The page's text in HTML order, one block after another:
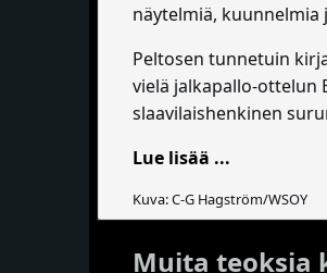
näytelmiä, kuunnelmia
Peltosen tunnetuin
vielä jalkapallo-ottelun
slaavilaishenkinen
Lue lisää ...
Kuva: C-G Hagström/WSOY
Muita teoksia